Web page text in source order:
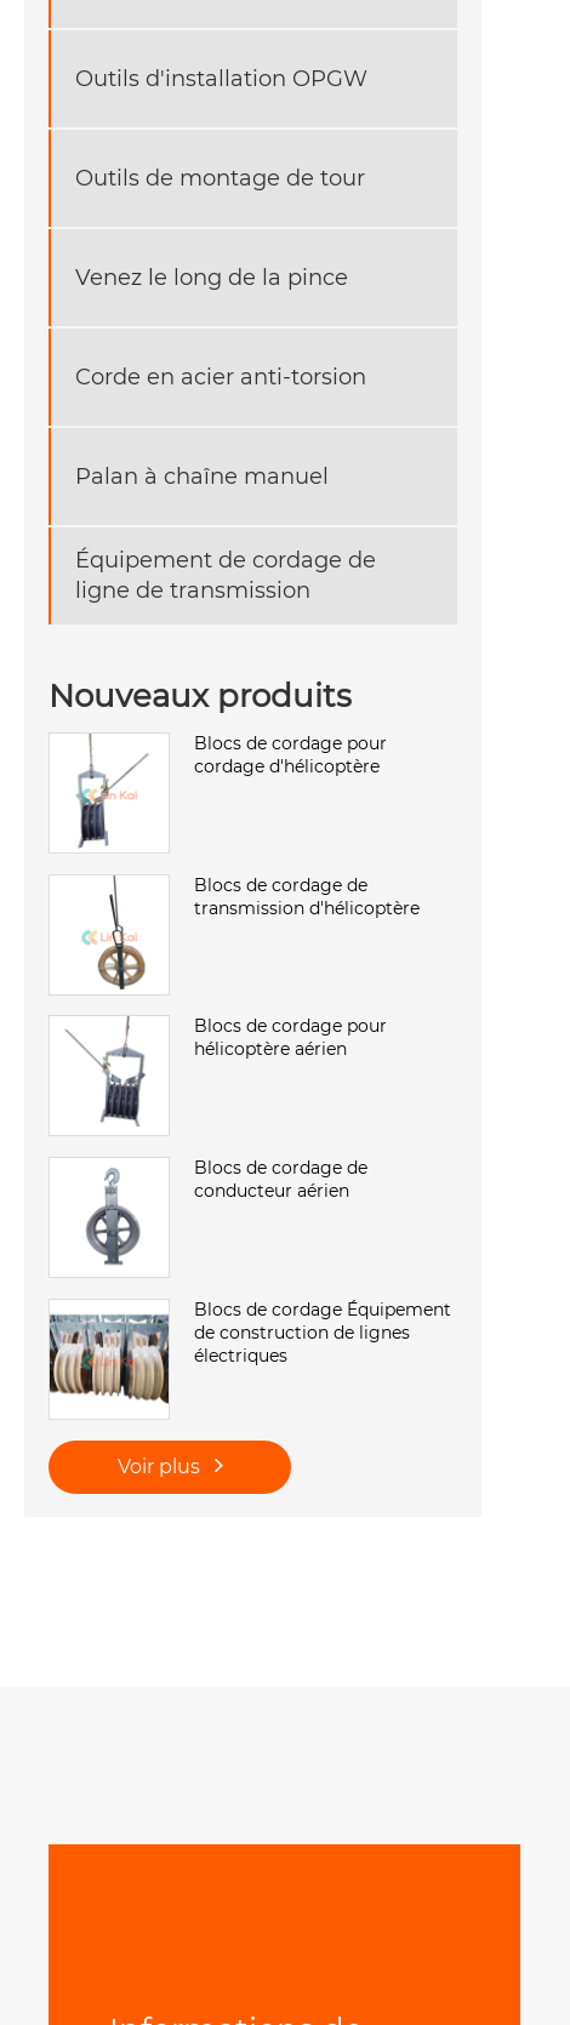
Outils d'installation OPGW
Outils de montage de tour
Venez le long de la pince
Corde en acier anti-torsion
Palan à chaîne manuel
Équipement de cordage de
ligne de transmission
Nouveaux produits
Blocs de cordage pour
cordage d'hélicoptère
Blocs de cordage de
transmission d'hélicoptère
Blocs de cordage pour
hélicoptère aérien
Blocs de cordage de
conducteur aérien
Blocs de cordage Équipement
de construction de lignes
électriques
Voir plus